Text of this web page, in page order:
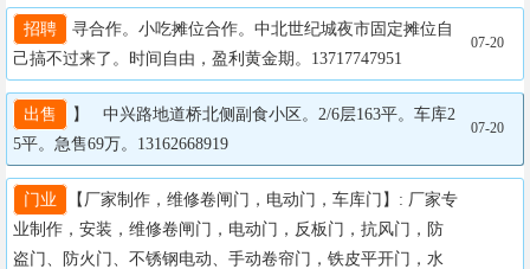
招聘
寻合作。小吃摊位合作。中北世纪城夜市固定摊位自
己搞不过来了。时间自由，盈利黄金期。13717747951
07-20
出售
】   中兴路地道桥北侧副食小区。2/6层163平。车库2
5平。急售69万。13162668919
07-20
门业
【厂家制作，维修卷闸门，电动门，车库门】: 厂家专
业制作，安装，维修卷闸门，电动门，反板门，抗风门，防
盗门、防火门、不锈钢电动、手动卷帘门，铁皮平开门，水